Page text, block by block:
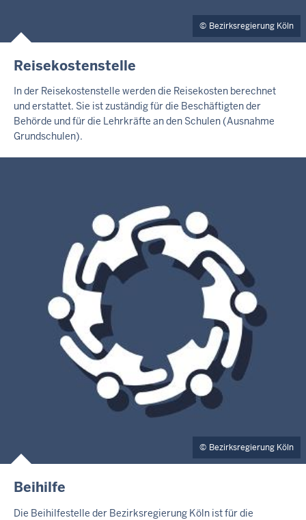
Bezirksregierung Köln
Reisekostenstelle
In der Reisekostenstelle werden die Reisekosten berechnet
und erstattet. Sie ist zuständig für die Beschäftigten der
Behörde und für die Lehrkräfte an den Schulen (Ausnahme
Grundschulen).
Bezirksregierung Köln
Beihilfe
Die Beihilfestelle der Bezirksregierung Köln ist für die